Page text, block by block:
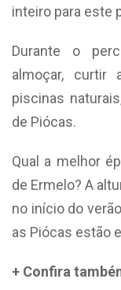
inteiro para este
Durante o
almoçar, curtir
piscinas
de Piócas.
Qual a melhor
de Ermelo? A
no início do
as Piócas estão
+ Confira